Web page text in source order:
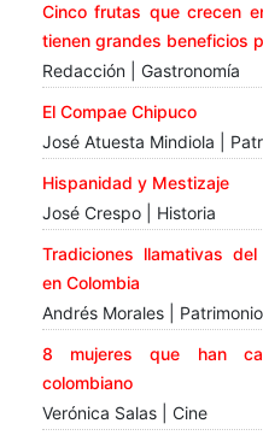
Cinco frutas que crecen
tienen grandes beneficios
Redacción | Gastronomía
El Compae Chipuco
José Atuesta Mindiola |
Hispanidad y Mestizaje
José Crespo | Historia
Tradiciones llamativas
en Colombia
Andrés Morales | Patrimonio
8 mujeres que han
colombiano
Verónica Salas | Cine